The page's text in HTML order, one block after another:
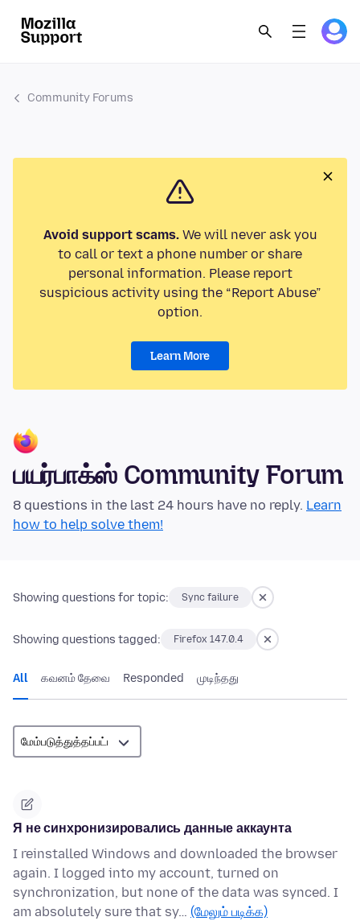
Community Forums
Avoid support scams.We will never ask you
to call or text a phone number or share
personal information. Please report
suspicious activity using the “Report Abuse”
option.
Learn More
பயர்பாக்ஸ் Community Forum
8 questions in the last 24 hours have no reply. Learn
how to help solve them!
Showing questions for topic: Sync failure
Showing questions tagged: Firefox 147.0.4
All கவனம் தேவை Responded முடிந்தது
Я не синхронизировались данные аккаунта
I reinstalled Windows and downloaded the browser
again. I logged into my account, turned on
synchronization, but none of the data was synced. I
am absolutely sure that sy… (மேலும் படிக்க)